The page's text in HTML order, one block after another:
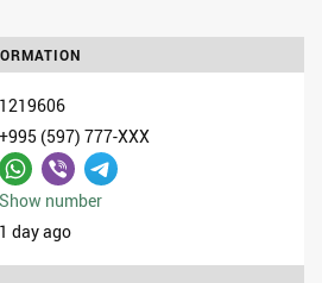
1219606
+995 (597) 777-XXX
Show number
1 day ago